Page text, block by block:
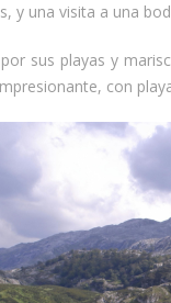
y una visita a una
sus playas y
con